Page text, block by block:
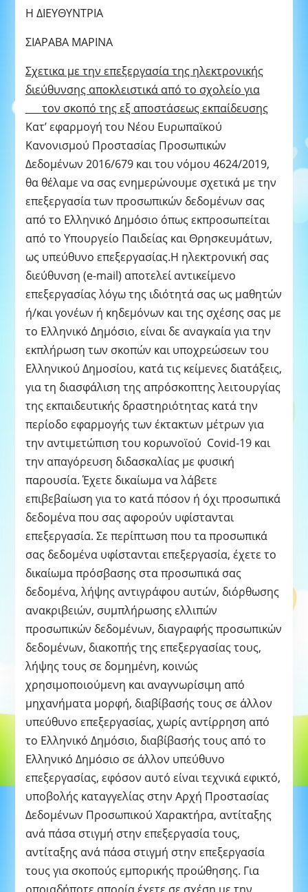
Η ΔΙΕΥΘΥΝΤΡΙΑ
ΣΙΑΡΑΒΑ ΜΑΡΙΝΑ
Σχετικα με την επεξεργασία της ηλεκτρονικής
διεύθυνσης αποκλειστικά από το σχολείο για
τον σκοπό της εξ αποστάσεως εκπαίδευσης
Κατ’ εφαρμογή του Νέου Ευρωπαϊκού
Κανονισμού Προστασίας Προσωπικών
Δεδομένων 2016/679 και του νόμου 4624/2019,
θα θέλαμε να σας ενημερώνουμε σχετικά με την
επεξεργασία των προσωπικών δεδομένων σας
από το Ελληνικό Δημόσιο όπως εκπροσωπείται
από το Υπουργείο Παιδείας και Θρησκευμάτων,
ως υπεύθυνο επεξεργασίας.Η ηλεκτρονική σας
διεύθυνση (e-mail) αποτελεί αντικείμενο
επεξεργασίας λόγω της ιδιότητά σας ως μαθητών
ή/και γονέων ή κηδεμόνων και της σχέσης σας με
το Ελληνικό Δημόσιο, είναι δε αναγκαία για την
εκπλήρωση των σκοπών και υποχρεώσεων του
Ελληνικού Δημοσίου, κατά τις κείμενες διατάξεις,
για τη διασφάλιση της απρόσκοπτης λειτουργίας
της εκπαιδευτικής δραστηριότητας κατά την
περίοδο εφαρμογής των έκτακτων μέτρων για
την αντιμετώπιση του κορωνοϊού Covid-19 και
την απαγόρευση διδασκαλίας με φυσική
παρουσία. Έχετε δικαίωμα να λάβετε
επιβεβαίωση για το κατά πόσον ή όχι προσωπικά
δεδομένα που σας αφορούν υφίστανται
επεξεργασία. Σε περίπτωση που τα προσωπικά
σας δεδομένα υφίστανται επεξεργασία, έχετε το
δικαίωμα πρόσβασης στα προσωπικά σας
δεδομένα, λήψης αντιγράφου αυτών, διόρθωσης
ανακριβειών, συμπλήρωσης ελλιπών
προσωπικών δεδομένων, διαγραφής προσωπικών
δεδομένων, διακοπής της επεξεργασίας τους,
λήψης τους σε δομημένη, κοινώς
χρησιμοποιούμενη και αναγνωρίσιμη από
μηχανήματα μορφή, διαβίβασής τους σε άλλον
υπεύθυνο επεξεργασίας, χωρίς αντίρρηση από
το Ελληνικό Δημόσιο, διαβίβασής τους από το
Ελληνικό Δημόσιο σε άλλον υπεύθυνο
επεξεργασίας, εφόσον αυτό είναι τεχνικά εφικτό,
υποβολής καταγγελίας στην Αρχή Προστασίας
Δεδομένων Προσωπικού Χαρακτήρα, αντίταξης
ανά πάσα στιγμή στην επεξεργασία τους,
αντίταξης ανά πάσα στιγμή στην επεξεργασία
τους για σκοπούς εμπορικής προώθησης. Για